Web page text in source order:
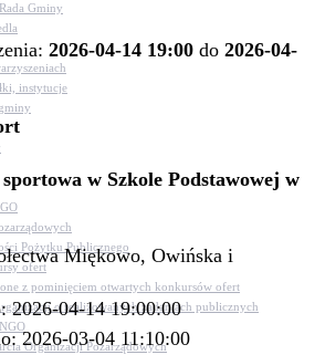
Gminy
instytucje
Pożytku Publicznego
ofert
z pominięciem otwartych konkursów ofert
o realizowanych zadaniach publicznych
Organizacji Pozarządowych
2026-04-14 19:00 do 2026-04-
w Szkole Podstawowej w
Miękowo, Owińska i
2026-04-14 19:00:00
2026-03-04 11:10:00